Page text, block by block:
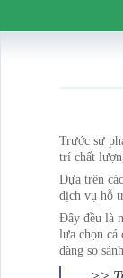
Trước sự
trí chất
Dựa trên
dịch vụ hỗ
Đây đều là
lựa chọn cá
dàng so